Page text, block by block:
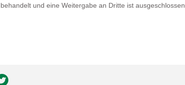
behandelt und eine Weitergabe an Dritte ist ausgeschlossen.